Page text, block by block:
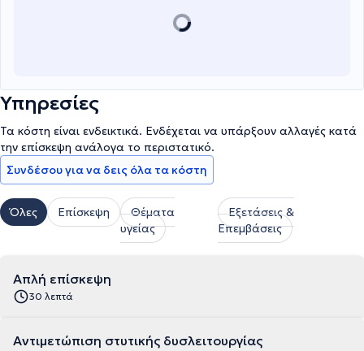
Υπηρεσίες
Τα κόστη είναι ενδεικτικά. Ενδέχεται να υπάρξουν αλλαγές κατά
την επίσκεψη ανάλογα το περιστατικό.
Συνδέσου για να δεις όλα τα κόστη
Όλες Επίσκεψη
Θέματα
υγείας
Εξετάσεις &
Επεμβάσεις
Απλή επίσκεψη
30 λεπτά
Αντιμετώπιση στυτικής δυσλειτουργίας